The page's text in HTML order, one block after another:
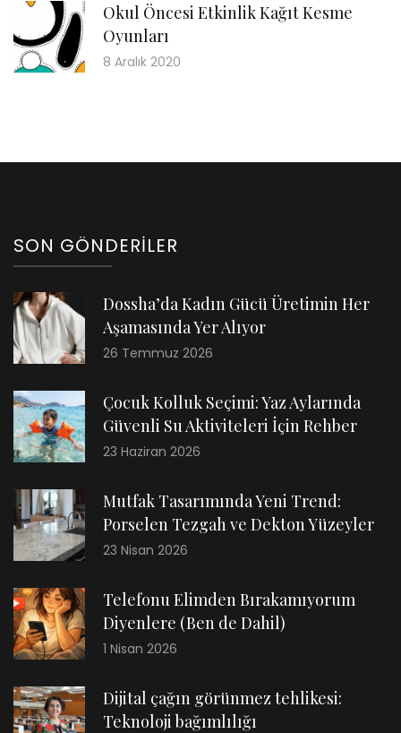
Okul Öncesi Etkinlik Kağıt Kesme
Oyunları
8 Aralık 2020
SON GÖNDERILER
Dossha’da Kadın Gücü Üretimin Her
Aşamasında Yer Alıyor
26 Temmuz 2026
Çocuk Kolluk Seçimi: Yaz Aylarında
Güvenli Su Aktiviteleri İçin Rehber
23 Haziran 2026
Mutfak Tasarımında Yeni Trend:
Porselen Tezgah ve Dekton Yüzeyler
23 Nisan 2026
Telefonu Elimden Bırakamıyorum
Diyenlere (Ben de Dahil)
1 Nisan 2026
Dijital çağın görünmez tehlikesi:
Teknoloji bağımlılığı